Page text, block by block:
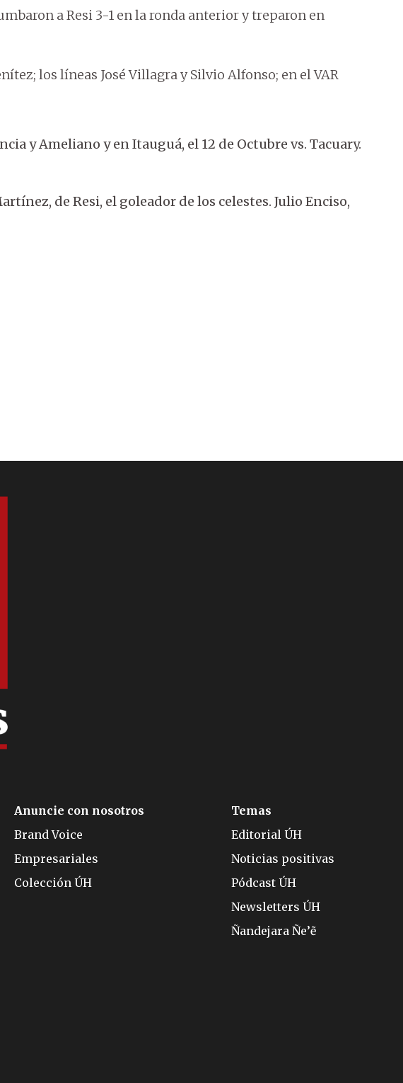
a Resi 3-1 en la ronda anterior y treparon en
los líneas José Villagra y Silvio Alfonso; en el VAR
y Ameliano y en Itauguá, el 12 de Octubre vs. Tacuary.
de Resi, el goleador de los celestes. Julio Enciso,
Anuncie con nosotros
Brand Voice
Empresariales
Colección ÚH
Temas
Editorial ÚH
Noticias positivas
Pódcast ÚH
Newsletters ÚH
Ñandejara Ñe’ẽ